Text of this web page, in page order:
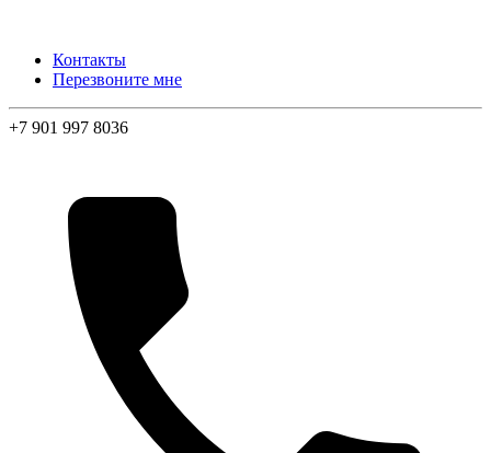
Контакты
Перезвоните мне
+7 901 997 8036